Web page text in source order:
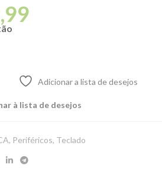
Adicionar a lista de desejos
à lista de desejos
, Periféricos, Teclado